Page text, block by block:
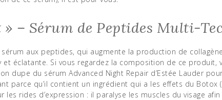
» – Sérum de Peptides Multi-
sérum aux peptides, qui augmente la production de
et éclatante. Si vous regardez la composition de ce produit,
dupe du sérum Advanced Night Repair d’Estée Lauder
parce qu’il contient un ingrédient qui a les effets du Botox
les rides d’expression : il paralyse les muscles du visage